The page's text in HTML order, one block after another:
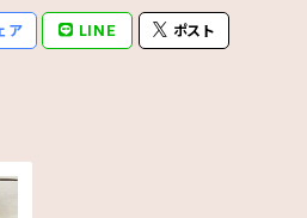
ア LINE ポスト